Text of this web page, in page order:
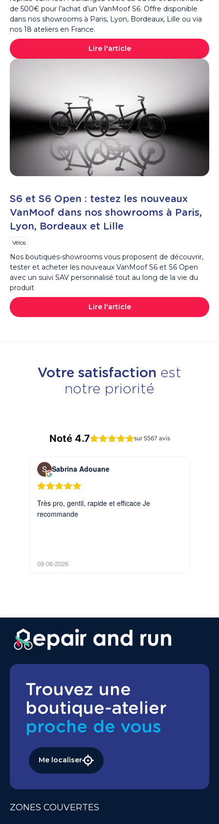
de 500€ pour l’achat d’un VanMoof S6. Offre disponible
dans nos showrooms à Paris, Lyon, Bordeaux, Lille ou via
nos 18 ateliers en France.
Lire l'article
S6 et S6 Open : testez les nouveaux
VanMoof dans nos showrooms à Paris,
Lyon, Bordeaux et Lille
Vélos
Nos boutiques-showrooms vous proposent de découvrir,
tester et acheter les nouveaux VanMoof S6 et S6 Open
avec un suivi SAV personnalisé tout au long de la vie du
produit
Lire l'article
Votre satisfaction est
notre priorité
Noté 4.7 sur 5567 avis
Sabrina Adouane
Très pro, gentil, rapide et efficace Je
recommande
08-08-2026
Trouvez une
boutique-atelier
proche de vous
Me localiser
ZONES COUVERTES